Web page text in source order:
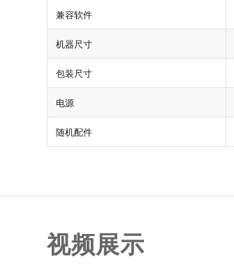
兼容软件
机器尺寸
包装尺寸
电源
随机配件
视频展示